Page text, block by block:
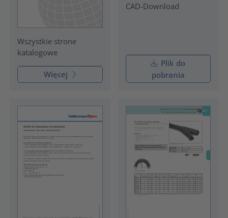
Wszystkie strone
katalogowe
Więcej
CAD-Download
Plik do
pobrania